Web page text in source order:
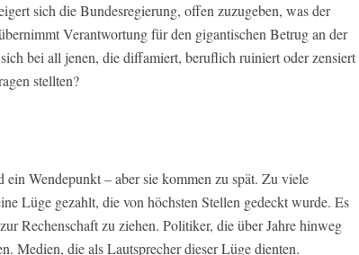
sich die Bundesregierung, offen zuzugeben, was der
Verantwortung für den gigantischen Betrug an der
bei all jenen, die diffamiert, beruflich ruiniert oder zensiert
stellten?
Wendepunkt – aber sie kommen zu spät. Zu viele
Lüge gezahlt, die von höchsten Stellen gedeckt wurde. Es
Rechenschaft zu ziehen. Politiker, die über Jahre hinweg
Medien, die als Lautsprecher dieser Lüge dienten.